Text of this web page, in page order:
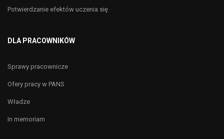
Potwierdzanie efektów uczenia się
DLA PRACOWNIKÓW
Sprawy pracownicze
Ofery pracy w PANS
Władze
In memoriam